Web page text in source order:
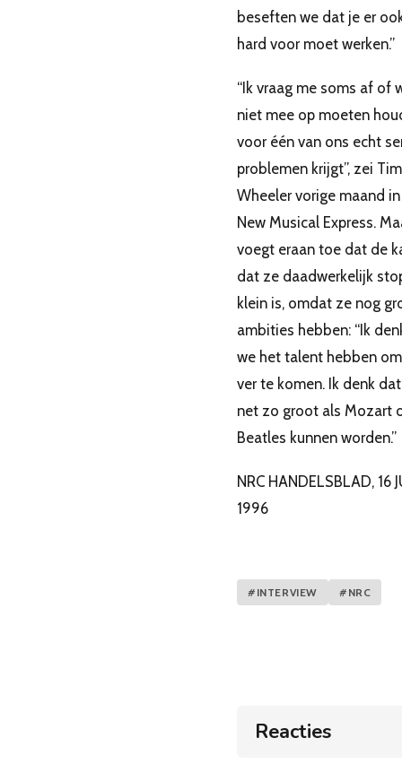
beseften we dat je er
hard voor moet werken.”
“Ik vraag me soms af of
niet mee op moeten
voor één van ons echt
problemen krijgt”, zei Tim
Wheeler vorige maand
New Musical Express.
voegt eraan toe dat de
dat ze daadwerkelijk
klein is, omdat ze nog
ambities hebben: “Ik
we het talent hebben
ver te komen. Ik denk
net zo groot als Mozart
Beatles kunnen worden.”
NRC HANDELSBLAD, 16
1996
#INTERVIEW #NRC
Reacties